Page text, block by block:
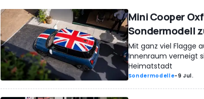
Mini Cooper
Sondermodell
Mit ganz viel Flagge
Innenraum verneigt
Heimatstadt
Sondermodelle-9 Jul.